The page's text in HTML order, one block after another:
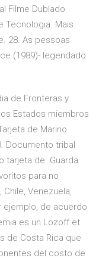
Filme Dublado
Tecnologia. Mais
28. As pessoas
(1989)- legendado
de Fronteras y
Estados miembros
de Marino
Documento tribal
tarjeta de Guarda
para no
Venezuela,
ejemplo, de acuerdo
es un Lozoff et
de Costa Rica que
del costo de